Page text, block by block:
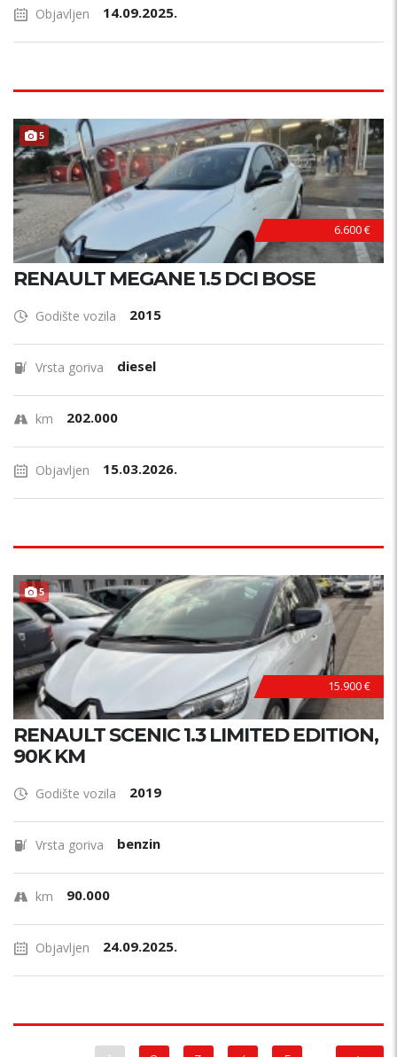
Objavljen 14.09.2025.
5
6.600 €
RENAULT MEGANE 1.5 DCI BOSE
Godište vozila 2015
Vrsta goriva diesel
km 202.000
Objavljen 15.03.2026.
5 POVOLJNO !
15.900 €
RENAULT SCENIC 1.3 LIMITED EDITION,
90K KM
Godište vozila 2019
Vrsta goriva benzin
km 90.000
Objavljen 24.09.2025.